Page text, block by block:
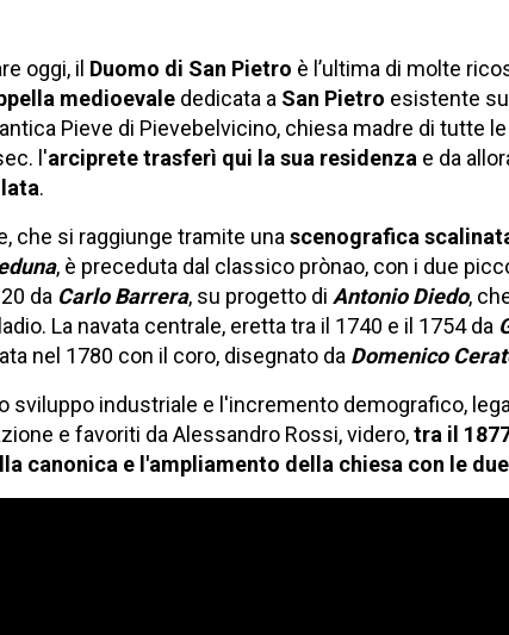
oggi, il Duomo di San Pietro è l’ultima di molte
medioevale dedicata a San Pietro esistente
Pieve di Pievebelvicino, chiesa madre di tutte
l'arciprete trasferì qui la sua residenza e da
.
che si raggiunge tramite una scenografica
, è preceduta dal classico prònao, con i due
da Carlo Barrera, su progetto di Antonio Diedo,
La navata centrale, eretta tra il 1740 e il 1754 da
nel 1780 con il coro, disegnato da Domenico
sviluppo industriale e l'incremento demografico,
e favoriti da Alessandro Rossi, videro,tra il
canonica e l'ampliamento della chiesa con le